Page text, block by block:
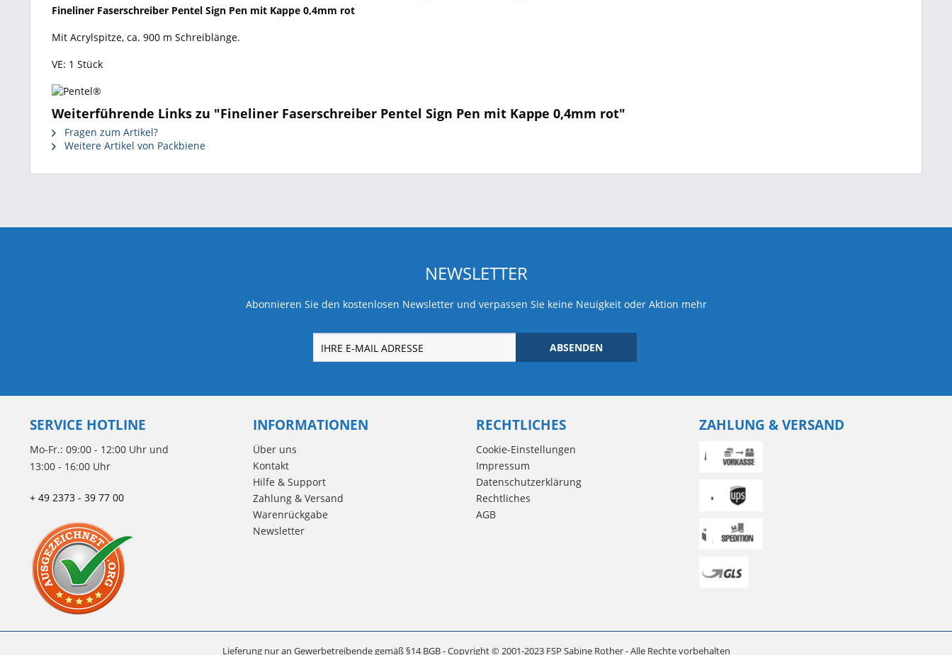
Fineliner Faserschreiber Pentel Sign Pen mit Kappe 0,4mm rot
Mit Acrylspitze, ca. 900 m Schreiblänge.
VE: 1 Stück
Weiterführende Links zu "Fineliner Faserschreiber Pentel Sign Pen mit Kappe 0,4mm rot"
Fragen zum Artikel?
Weitere Artikel von Packbiene
NEWSLETTER
Abonnieren Sie den kostenlosen Newsletter und verpassen Sie keine Neuigkeit oder Aktion mehr
ABSENDEN
SERVICE HOTLINE
Mo-Fr.: 09:00 - 12:00 Uhr und
13:00 - 16:00 Uhr
+ 49 2373 - 39 77 00
INFORMATIONEN
Über uns
Kontakt
Hilfe & Support
Zahlung & Versand
Warenrückgabe
Newsletter
RECHTLICHES
Cookie-Einstellungen
Impressum
Datenschutzerklärung
Rechtliches
AGB
ZAHLUNG & VERSAND
Lieferung nur an Gewerbetreibende gemäß §14 BGB - Copyright © 2001-2023 FSP Sabine Rother - Alle Rechte vorbehalten